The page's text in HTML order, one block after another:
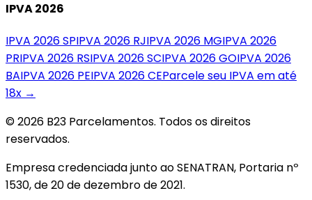
IPVA 2026
IPVA 2026SPIPVA 2026 RJIPVA 2026 MGIPVA 2026
PRIPVA 2026 RSIPVA 2026SCIPVA 2026GOIPVA 2026
BAIPVA 2026 PEIPVA 2026CEParcele seu IPVA em até
18x →
© 2026 B23 Parcelamentos. Todos os direitos
reservados.
Empresa credenciada junto ao SENATRAN, Portaria nº
1530, de 20 de dezembro de 2021.